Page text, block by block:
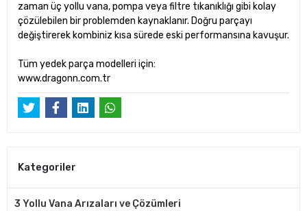
zaman üç yollu vana, pompa veya filtre tıkanıklığı gibi kolay
çözülebilen bir problemden kaynaklanır. Doğru parçayı
değiştirerek kombiniz kısa sürede eski performansına kavuşur.
Tüm yedek parça modelleri için:
www.dragonn.com.tr
Kategoriler
3 Yollu Vana Arızaları ve Çözümleri